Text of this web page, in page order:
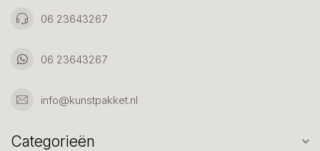
06 23643267
06 23643267
info@kunstpakket.nl
Categorieën